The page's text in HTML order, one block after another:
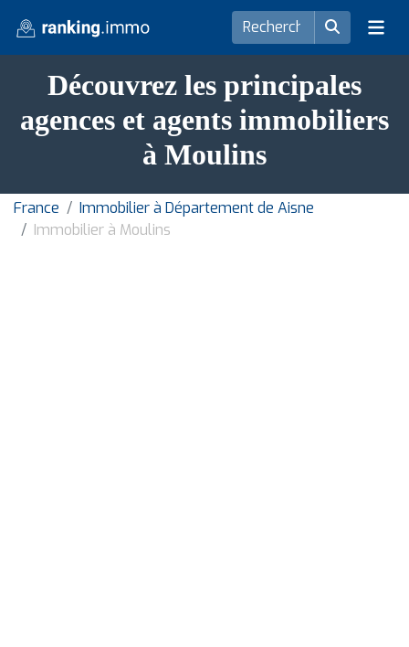
Découvrez les principales
agences et agents immobiliers
à Moulins
France
Immobilier à Département de Aisne
Immobilier à Moulins